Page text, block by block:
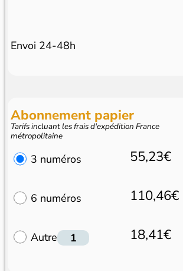
Envoi 24-48h
Abonnement papier
Tarifs incluant les frais d'expédition France
métropolitaine
3 numéros 55,23€
6 numéros 110,46€
Autre 18,41€